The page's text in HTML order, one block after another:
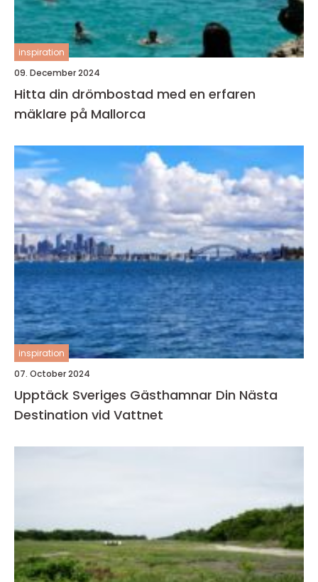
inspiration
09. December 2024
Hitta din drömbostad med en erfaren
mäklare på Mallorca
inspiration
07. October 2024
Upptäck Sveriges Gästhamnar Din Nästa
Destination vid Vattnet